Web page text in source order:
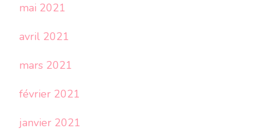
mai 2021
avril 2021
mars 2021
février 2021
janvier 2021